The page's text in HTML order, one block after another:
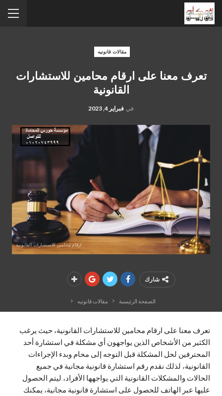
مقالات قانونيه
تعرف معنا على ارقام محامين للاستشارات
القانونية
في فبراير 4, 2023
ارقام محامين للاستشارات القانونية
شارك
الصفحة الرئيسية مقالات قانونيه
تعرف معنا على ارقام محامين للاستشارات القانونية، حيث يرغب
الكثير من الأشخاص الذين يواجهون أي مشكلة في استشارة أحد
المحترفين لحل المشكلة قبل التوجه إلى محام وبدء الإجراءات
القانونية، لذلك نقدم رقم استشارة قانونية مجانية في جميع
الحالات والمشكلات القانونية التي يواجهها الأفراد، ليتم الحصول
عليها عبر الهاتف للحصول على استشارة قانونية مجانية، يمكنك